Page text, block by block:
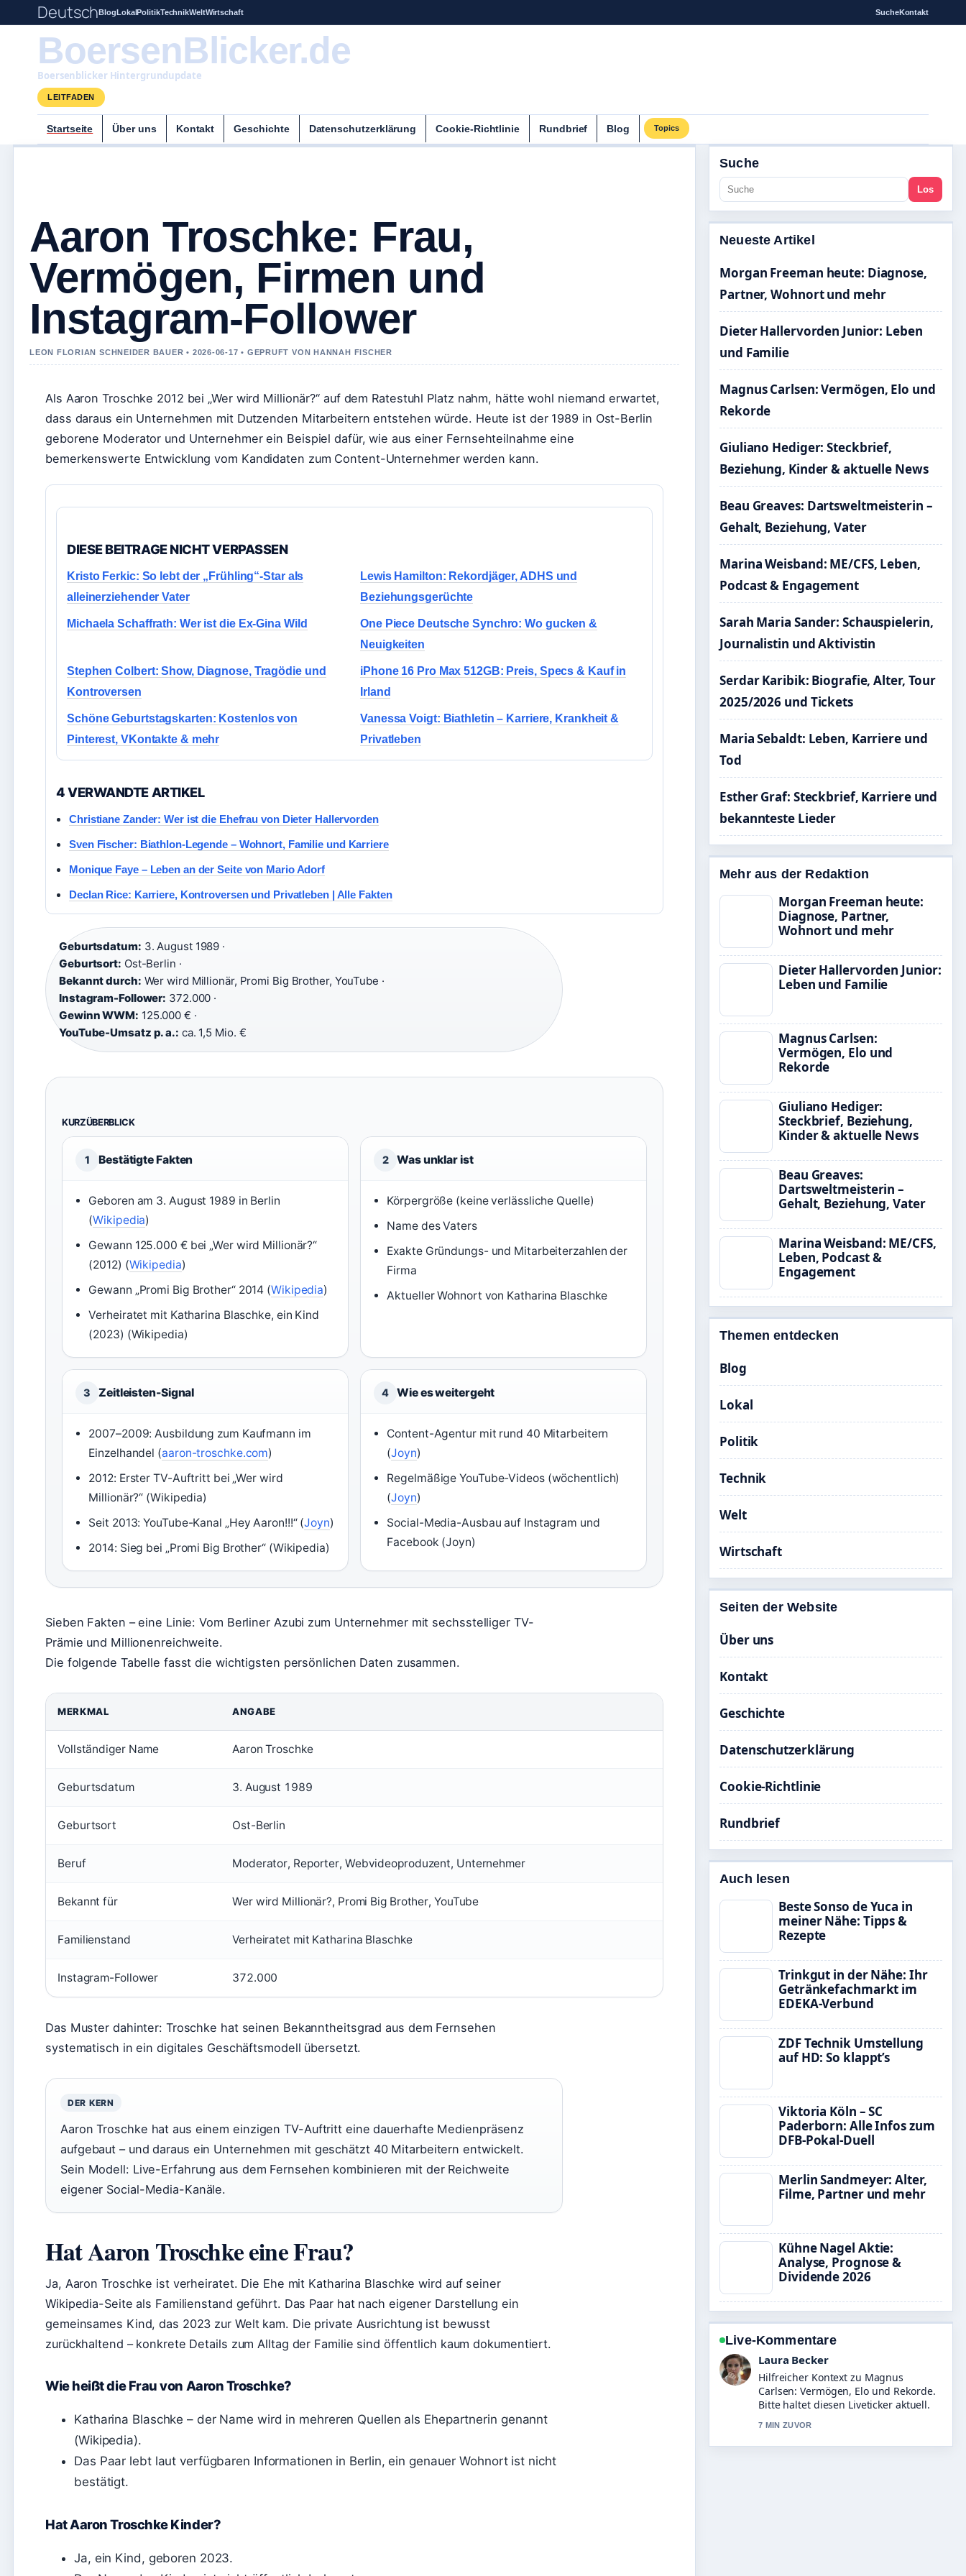
DeutschBlogLokalPolitikTechnikWeltWirtschaft SucheKontakt
BoersenBlicker.de
Boersenblicker Hintergrundupdate
LEITFADEN
Startseite Über uns Kontakt Geschichte Datenschutzerklärung Cookie-Richtlinie Rundbrief Blog Topics
Aaron Troschke: Frau,
Vermögen, Firmen und
Instagram-Follower
LEON FLORIAN SCHNEIDER BAUER • 2026-06-17 • GEPRUFT VON HANNAH FISCHER
Als Aaron Troschke 2012 bei „Wer wird Millionär?“ auf dem Ratestuhl Platz nahm, hätte wohl niemand erwartet,
dass daraus ein Unternehmen mit Dutzenden Mitarbeitern entstehen würde. Heute ist der 1989 in Ost-Berlin
geborene Moderator und Unternehmer ein Beispiel dafür, wie aus einer Fernsehteilnahme eine
bemerkenswerte Entwicklung vom Kandidaten zum Content-Unternehmer werden kann.
DIESE BEITRAGE NICHT VERPASSEN
Kristo Ferkic: So lebt der „Frühling“-Star als
alleinerziehender Vater
Lewis Hamilton: Rekordjäger, ADHS und
Beziehungsgerüchte
Michaela Schaffrath: Wer ist die Ex-Gina Wild
One Piece Deutsche Synchro: Wo gucken &
Neuigkeiten
Stephen Colbert: Show, Diagnose, Tragödie und
Kontroversen
iPhone 16 Pro Max 512GB: Preis, Specs & Kauf in
Irland
Schöne Geburtstagskarten: Kostenlos von
Pinterest, VKontakte & mehr
Vanessa Voigt: Biathletin – Karriere, Krankheit &
Privatleben
4 VERWANDTE ARTIKEL
Christiane Zander: Wer ist die Ehefrau von Dieter Hallervorden
Sven Fischer: Biathlon-Legende – Wohnort, Familie und Karriere
Monique Faye – Leben an der Seite von Mario Adorf
Declan Rice: Karriere, Kontroversen und Privatleben | Alle Fakten
Geburtsdatum: 3. August 1989 ·
Geburtsort: Ost-Berlin ·
Bekannt durch: Wer wird Millionär, Promi Big Brother, YouTube ·
Instagram-Follower: 372.000 ·
Gewinn WWM: 125.000 € ·
YouTube-Umsatz p. a.: ca. 1,5 Mio. €
KURZÜBERBLICK
1 Bestätigte Fakten
Geboren am 3. August 1989 in Berlin
(Wikipedia)
Gewann 125.000 € bei „Wer wird Millionär?“
(2012) (Wikipedia)
Gewann „Promi Big Brother“ 2014 (Wikipedia)
Verheiratet mit Katharina Blaschke, ein Kind
(2023) (Wikipedia)
2 Was unklar ist
Körpergröße (keine verlässliche Quelle)
Name des Vaters
Exakte Gründungs- und Mitarbeiterzahlen der
Firma
Aktueller Wohnort von Katharina Blaschke
3 Zeitleisten-Signal
2007–2009: Ausbildung zum Kaufmann im
Einzelhandel (aaron-troschke.com)
2012: Erster TV-Auftritt bei „Wer wird
Millionär?“ (Wikipedia)
Seit 2013: YouTube-Kanal „Hey Aaron!!!“ (Joyn)
2014: Sieg bei „Promi Big Brother“ (Wikipedia)
4 Wie es weitergeht
Content-Agentur mit rund 40 Mitarbeitern
(Joyn)
Regelmäßige YouTube-Videos (wöchentlich)
(Joyn)
Social-Media-Ausbau auf Instagram und
Facebook (Joyn)
Sieben Fakten – eine Linie: Vom Berliner Azubi zum Unternehmer mit sechsstelliger TV-
Prämie und Millionenreichweite.
Die folgende Tabelle fasst die wichtigsten persönlichen Daten zusammen.
MERKMAL ANGABE
Vollständiger Name Aaron Troschke
Geburtsdatum 3. August 1989
Geburtsort Ost-Berlin
Beruf Moderator, Reporter, Webvideoproduzent, Unternehmer
Bekannt für Wer wird Millionär?, Promi Big Brother, YouTube
Familienstand Verheiratet mit Katharina Blaschke
Instagram-Follower 372.000
Das Muster dahinter: Troschke hat seinen Bekanntheitsgrad aus dem Fernsehen
systematisch in ein digitales Geschäftsmodell übersetzt.
DER KERN
Aaron Troschke hat aus einem einzigen TV-Auftritt eine dauerhafte Medienpräsenz
aufgebaut – und daraus ein Unternehmen mit geschätzt 40 Mitarbeitern entwickelt.
Sein Modell: Live-Erfahrung aus dem Fernsehen kombinieren mit der Reichweite
eigener Social-Media-Kanäle.
Hat Aaron Troschke eine Frau?
Ja, Aaron Troschke ist verheiratet. Die Ehe mit Katharina Blaschke wird auf seiner
Wikipedia-Seite als Familienstand geführt. Das Paar hat nach eigener Darstellung ein
gemeinsames Kind, das 2023 zur Welt kam. Die private Ausrichtung ist bewusst
zurückhaltend – konkrete Details zum Alltag der Familie sind öffentlich kaum dokumentiert.
Wie heißt die Frau von Aaron Troschke?
Katharina Blaschke – der Name wird in mehreren Quellen als Ehepartnerin genannt
(Wikipedia).
Das Paar lebt laut verfügbaren Informationen in Berlin, ein genauer Wohnort ist nicht
bestätigt.
Hat Aaron Troschke Kinder?
Ja, ein Kind, geboren 2023.
Suche
Los
Neueste Artikel
Morgan Freeman heute: Diagnose,
Partner, Wohnort und mehr
Dieter Hallervorden Junior: Leben
und Familie
Magnus Carlsen: Vermögen, Elo und
Rekorde
Giuliano Hediger: Steckbrief,
Beziehung, Kinder & aktuelle News
Beau Greaves: Dartsweltmeisterin –
Gehalt, Beziehung, Vater
Marina Weisband: ME/CFS, Leben,
Podcast & Engagement
Sarah Maria Sander: Schauspielerin,
Journalistin und Aktivistin
Serdar Karibik: Biografie, Alter, Tour
2025/2026 und Tickets
Maria Sebaldt: Leben, Karriere und
Tod
Esther Graf: Steckbrief, Karriere und
bekannteste Lieder
Mehr aus der Redaktion
Morgan Freeman heute:
Diagnose, Partner,
Wohnort und mehr
Dieter Hallervorden Junior:
Leben und Familie
Magnus Carlsen:
Vermögen, Elo und
Rekorde
Giuliano Hediger:
Steckbrief, Beziehung,
Kinder & aktuelle News
Beau Greaves:
Dartsweltmeisterin –
Gehalt, Beziehung, Vater
Marina Weisband: ME/CFS,
Leben, Podcast &
Engagement
Themen entdecken
Blog
Lokal
Politik
Technik
Welt
Wirtschaft
Seiten der Website
Über uns
Kontakt
Geschichte
Datenschutzerklärung
Cookie-Richtlinie
Rundbrief
Auch lesen
Beste Sonso de Yuca in
meiner Nähe: Tipps &
Rezepte
Trinkgut in der Nähe: Ihr
Getränkefachmarkt im
EDEKA-Verbund
ZDF Technik Umstellung
auf HD: So klappt’s
Viktoria Köln – SC
Paderborn: Alle Infos zum
DFB-Pokal-Duell
Merlin Sandmeyer: Alter,
Filme, Partner und mehr
Kühne Nagel Aktie:
Analyse, Prognose &
Dividende 2026
Live-Kommentare
Nico Hoffmann
Die Berichterstattung zu Morgan
Freeman heute: Diagnose, Partner,
Wohnort und... wirkt solide und sehr